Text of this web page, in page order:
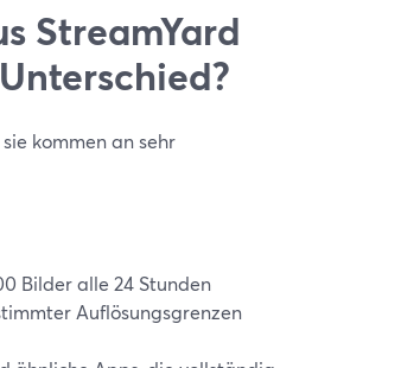
StreamYard
kommen an sehr
Bilder alle 24 Stunden
Auflösungsgrenzen